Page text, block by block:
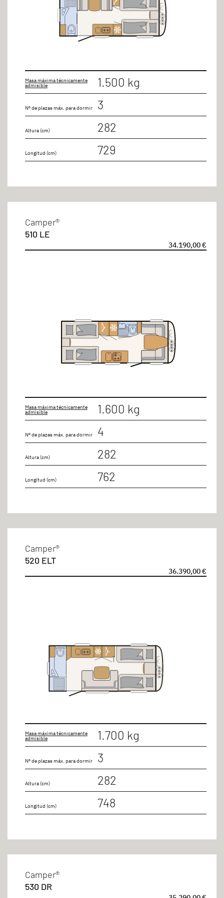
5 personas
7 personas
Masa máxima técnicamente
admisible 1.500 kg
Nº de plazas máx. para dormir 3
Altura (cm) 282
Longitud (cm) 729
Camper®
510 LE
34.190,00 €
Masa máxima técnicamente
admisible 1.600 kg
Nº de plazas máx. para dormir 4
Altura (cm) 282
Longitud (cm) 762
Camper®
520 ELT
36.390,00 €
Masa máxima técnicamente
admisible 1.700 kg
Nº de plazas máx. para dormir 3
Altura (cm) 282
Longitud (cm) 748
Camper®
530 DR